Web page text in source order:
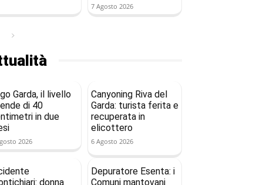
7 Agosto 2026
Garda, il livello
di 40
in due
2026
Canyoning Riva del
Garda: turista ferita e
recuperata in
elicottero
6 Agosto 2026
donna
Depuratore Esenta: i
Comuni mantovani